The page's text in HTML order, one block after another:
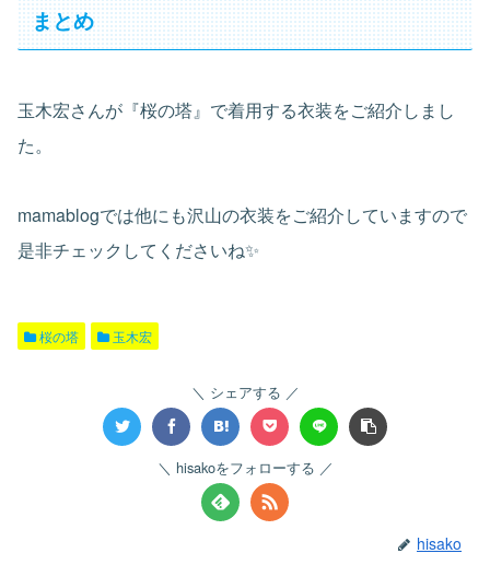
まとめ
玉木宏さんが『桜の塔』で着用する衣装をご紹介しまし
た。
mamablogでは他にも沢山の衣装をご紹介していますので
是非チェックしてくださいね✨
桜の塔 玉木宏
シェアする
hisakoをフォローする
hisako